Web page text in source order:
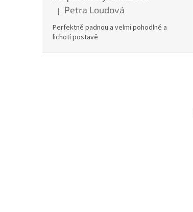
Hodnocení produktu je 5 z 5 hvězdiček.
| Petra Loudová
Perfektně padnou a velmi pohodlné a
lichotí postavě